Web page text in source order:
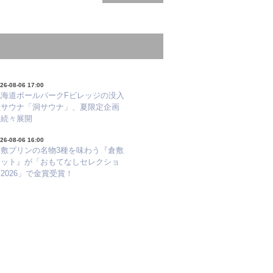
08-06 17:00
道ボールパークFビレッジの没入
ウナ「洞サウナ」、夏限定企画
々展開
08-06 16:00
プリンの名物3種を味わう『倉敷
ト』が「おもてなしセレクショ
」で金賞受賞！